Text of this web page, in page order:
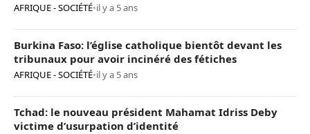
AFRIQUE - SOCIÉTÉ•il y a 5 ans
Burkina Faso: l’église catholique bientôt devant les
tribunaux pour avoir incinéré des fétiches
AFRIQUE - SOCIÉTÉ•il y a 5 ans
Tchad: le nouveau président Mahamat Idriss Deby
victime d’usurpation d’identité